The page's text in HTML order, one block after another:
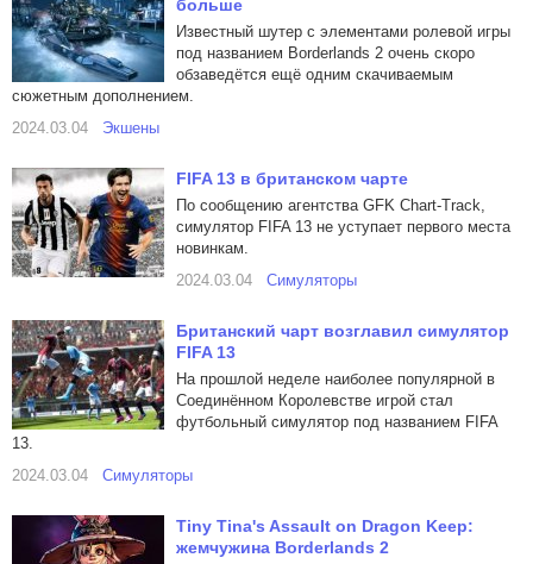
больше
Известный шутер с элементами ролевой игры
под названием Borderlands 2 очень скоро
обзаведётся ещё одним скачиваемым
сюжетным дополнением.
2024.03.04
Экшены
FIFA 13 в британском чарте
По сообщению агентства GFK Chart-Track,
симулятор FIFA 13 не уступает первого места
новинкам.
2024.03.04
Симуляторы
Британский чарт возглавил симулятор
FIFA 13
На прошлой неделе наиболее популярной в
Соединённом Королевстве игрой стал
футбольный симулятор под названием FIFA
13.
2024.03.04
Симуляторы
Tiny Tina's Assault on Dragon Keep:
жемчужина Borderlands 2